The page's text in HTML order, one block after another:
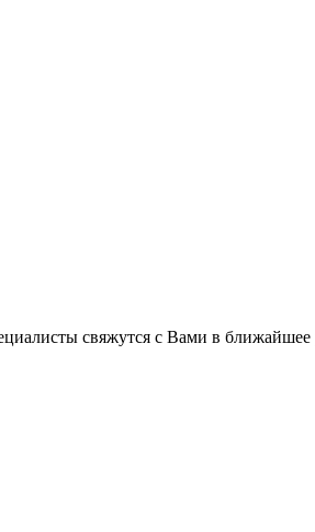
свяжутся с Вами в ближайшее